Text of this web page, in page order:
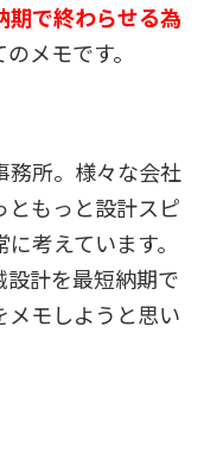
期で終わらせる為
メモです。
務所。様々な会社
ともっと設計スピ
考えています。
計を最短納期で
メモしようと思い